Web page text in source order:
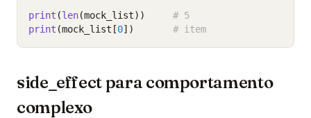
print (len(mock_list))
# 5
print (mock_list[0]) # item
side_effect para comportamento
complexo